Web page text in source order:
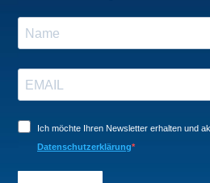
Ich möchte Ihren Newsletter erhalten und
Datenschutzerklärung